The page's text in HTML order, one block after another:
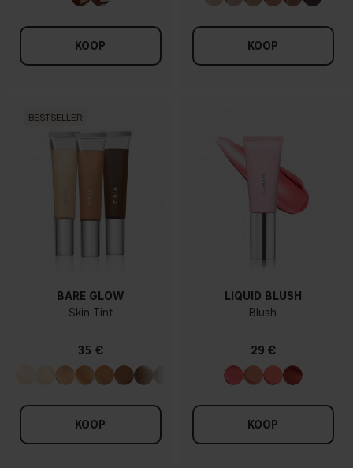
KOOP KOOP
BESTSELLER
BARE GLOW
Skin Tint
35 €
KOOP
LIQUID BLUSH
Blush
29 €
KOOP